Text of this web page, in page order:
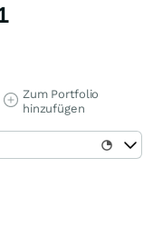
Zum Portfolio
hinzufügen